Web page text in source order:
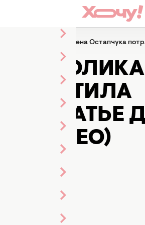
секундного ролика: жена Остапчука
НА ПЛАТЬЕ
ВИДЕО)